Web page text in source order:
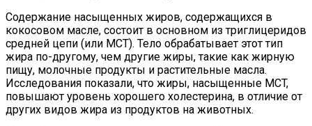
Содержание насыщенных жиров, содержащихся в
кокосовом масле, состоит в основном из триглицеридов
средней цепи (или МСТ). Тело обрабатывает этот тип
жира по-другому, чем другие жиры, такие как жирную
пищу, молочные продукты и растительные масла.
Исследования показали, что жиры, насыщенные MCT,
повышают уровень хорошего холестерина, в отличие от
других видов жира из продуктов на животных.